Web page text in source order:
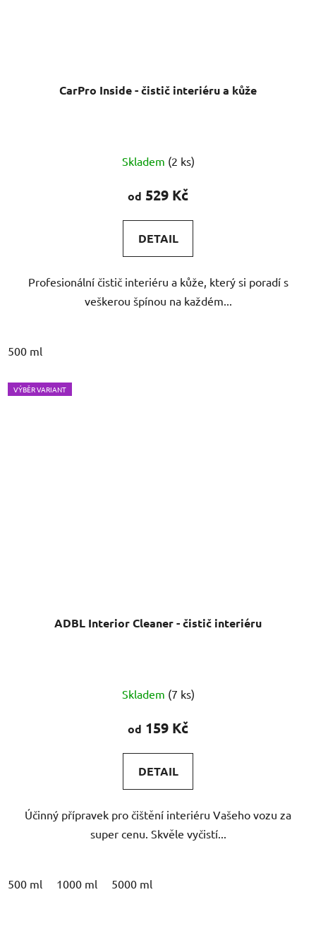
CarPro Inside - čistič interiéru a kůže
Skladem (2 ks)
od 529 Kč
DETAIL
Profesionální čistič interiéru a kůže, který si poradí s
veškerou špínou na každém...
500 ml
VÝBĚR VARIANT
ADBL Interior Cleaner - čistič interiéru
hodnocení
produktu
5,0
z
hvězdiček.
Skladem (7 ks)
od 159 Kč
DETAIL
Účinný přípravek pro čištění interiéru Vašeho vozu za
super cenu. Skvěle vyčistí...
500 ml 1000 ml 5000 ml